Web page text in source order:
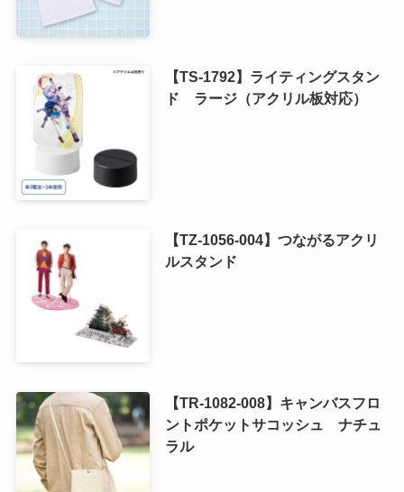
【TS-1792】ライティングスタン
ド ラージ（アクリル板対応）
【TZ-1056-004】つながるアクリ
ルスタンド
【TR-1082-008】キャンバスフロ
ントポケットサコッシュ ナチュ
ラル